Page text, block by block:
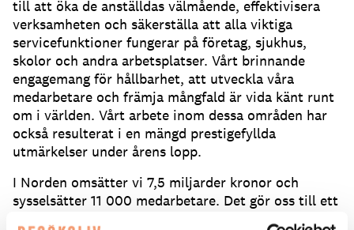
till att öka de anställdas välmående, effektivisera
verksamheten och säkerställa att alla viktiga
servicefunktioner fungerar på företag, sjukhus,
skolor och andra arbetsplatser. Vårt brinnande
engagemang för hållbarhet, att utveckla våra
medarbetare och främja mångfald är vida känt runt
om i världen. Vårt arbete inom dessa områden har
också resulterat i en mängd prestigefyllda
utmärkelser under årens lopp.
I Norden omsätter vi 7,5 miljarder kronor och
sysselsätter 11 000 medarbetare. Det gör oss till ett
av Nordens ledande Service Managementföretag.